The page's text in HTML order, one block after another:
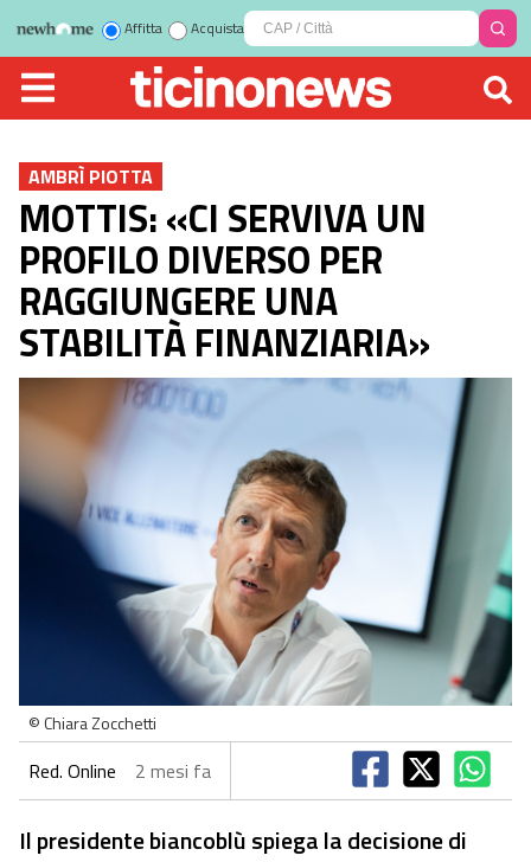
Affitta Acquista
AMBRÌ PIOTTA
MOTTIS: «CI SERVIVA UN
PROFILO DIVERSO PER
RAGGIUNGERE UNA
STABILITÀ FINANZIARIA»
© Chiara Zocchetti
Red. Online 2 mesi fa
Il presidente biancoblù spiega la decisione di